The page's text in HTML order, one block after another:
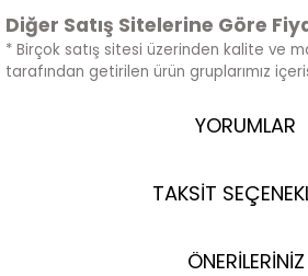
Diğer Satış Sitelerine Göre
* Birçok satış sitesi üzerinden kalite ve
tarafından getirilen ürün gruplarımız
YORUMLAR
TAKSİT
ÖNERİLERİNİZ